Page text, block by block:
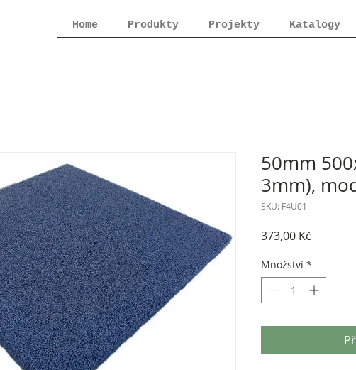
Home Produkty Projekty Katalogy
50mm
3mm),
SKU: F4U01
373,00 Kč
Množství *